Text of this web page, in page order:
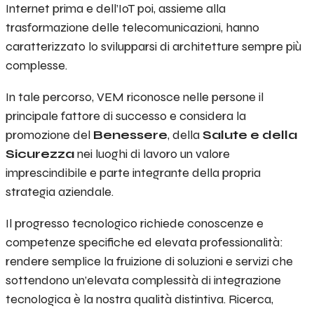
Internet prima e dell’IoT poi, assieme alla
trasformazione delle telecomunicazioni, hanno
caratterizzato lo svilupparsi di architetture sempre più
complesse.
In tale percorso, VEM riconosce nelle persone il
principale fattore di successo e considera la
promozione del Benessere, dellaSalute e della
Sicurezzanei luoghi di lavoro un valore
imprescindibile e parte integrante della propria
strategia aziendale.
Il progresso tecnologico richiede conoscenze e
competenze specifiche ed elevata professionalità:
rendere semplice la fruizione di soluzioni e servizi che
sottendono un’elevata complessità di integrazione
tecnologica è la nostra qualità distintiva. Ricerca,